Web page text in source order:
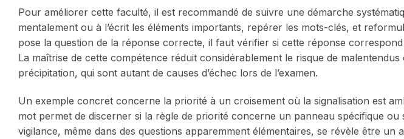
Pour améliorer cette faculté, il est recommandé de suivre une démarche
mentalement ou à l’écrit les éléments importants, repérer les mots-clés, et
pose la question de la réponse correcte, il faut vérifier si cette réponse
La maîtrise de cette compétence réduit considérablement le risque de
précipitation, qui sont autant de causes d’échec lors de l’examen.
Un exemple concret concerne la priorité à un croisement où la signalisation est
mot permet de discerner si la règle de priorité concerne un panneau spécifique ou
vigilance, même dans des questions apparemment élémentaires, se révèle être